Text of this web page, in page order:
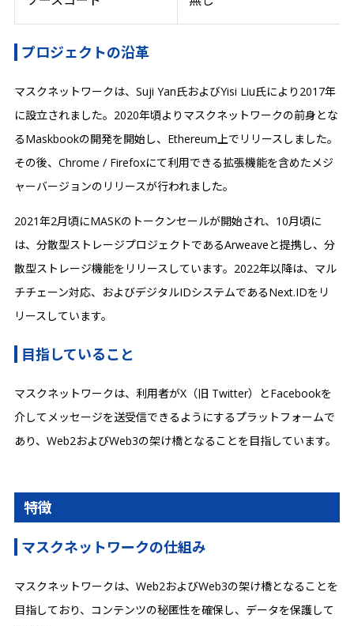
プロジェクトの沿革
マスクネットワークは、Suji Yan氏およびYisi Liu氏により2017年
に設立されました。2020年頃よりマスクネットワークの前身とな
るMaskbookの開発を開始し、Ethereum上でリリースしました。
その後、Chrome / Firefoxにて利用できる拡張機能を含めたメジ
ャーバージョンのリリースが行われました。
2021年2月頃にMASKのトークンセールが開始され、10月頃に
は、分散型ストレージプロジェクトであるArweaveと提携し、分
散型ストレージ機能をリリースしています。2022年以降は、マル
チチェーン対応、およびデジタルIDシステムであるNext.IDをリ
リースしています。
目指していること
マスクネットワークは、利用者がX（旧 Twitter）とFacebookを
介してメッセージを送受信できるようにするプラットフォームで
あり、Web2およびWeb3の架け橋となることを目指しています。
特徴
マスクネットワークの仕組み
マスクネットワークは、Web2およびWeb3の架け橋となることを
目指しており、コンテンツの秘匿性を確保し、データを保護して